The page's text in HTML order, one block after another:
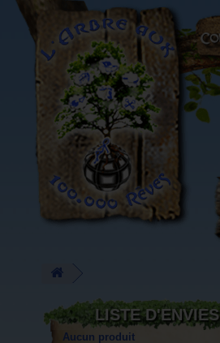
L'Arbre aux 100.000 Rêves
LISTE D'ENVIES
Aucun produit